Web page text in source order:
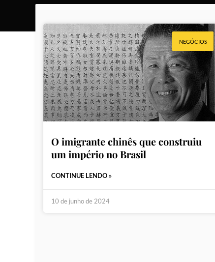
NEGÓCIOS
O imigrante chinês que construiu
um império no Brasil
CONTINUE LENDO »
10 de junho de 2024